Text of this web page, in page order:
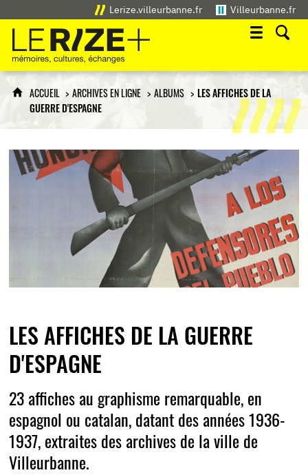
Lerize.villeurbanne.fr Villeurbanne.fr
Le Rize+
mémoires, cultures, échanges
ACCUEIL ARCHIVES EN LIGNE ALBUMS
LES AFFICHES DE LA
GUERRE D'ESPAGNE
LES AFFICHES DE LA GUERRE
D'ESPAGNE
23 affiches au graphisme remarquable, en
espagnol ou catalan, datant des années 1936-
1937, extraites des archives de la ville de
Villeurbanne.